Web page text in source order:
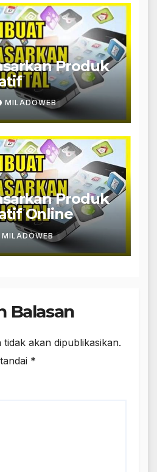
Produk
MILADOWEB
Produk
Online
MILADOWEB
Balasan
akan dipublikasikan.
*